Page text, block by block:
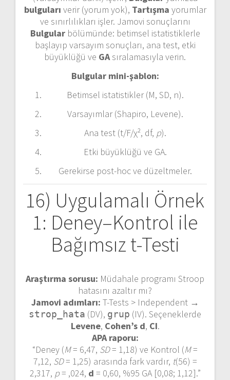
bulguları verir (yorum yok), Tartışma yorumlar
ve sınırlılıkları işler. Jamovi sonuçlarını
Bulgularbölümünde: betimsel istatistiklerle
başlayıp varsayım sonuçları, ana test, etki
büyüklüğü ve GAsıralamasıyla verin.
Bulgular mini-şablon:
Betimsel istatistikler (M, SD, n).
Varsayımlar (Shapiro, Levene).
Ana test (t/F/χ², df, p).
Etki büyüklüğü ve GA.
Gerekirse post-hoc ve düzeltmeler.
16) Uygulamalı Örnek
1: Deney–Kontrol ile
Bağımsız t-Testi
Araştırma sorusu: Müdahale programı Stroop
hatasını azaltır mı?
Jamovi adımları: T-Tests > Independent →
strop_hata (DV), grup (IV). Seçeneklerde
Levene, Cohen’s d, CI.
APA raporu:
“Deney (M= 6,47, SD= 1,18) ve Kontrol (M=
7,12, SD= 1,25) arasında fark vardır, t(56) =
2,317, p= ,024, d = 0,60, %95 GA [0,08; 1,12].”